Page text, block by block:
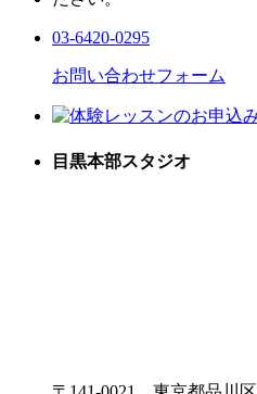
03-6420-0295
お問い合わせフォーム
目黒本部スタジオ